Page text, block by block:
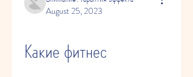
August 25, 2023
Какие фитнес